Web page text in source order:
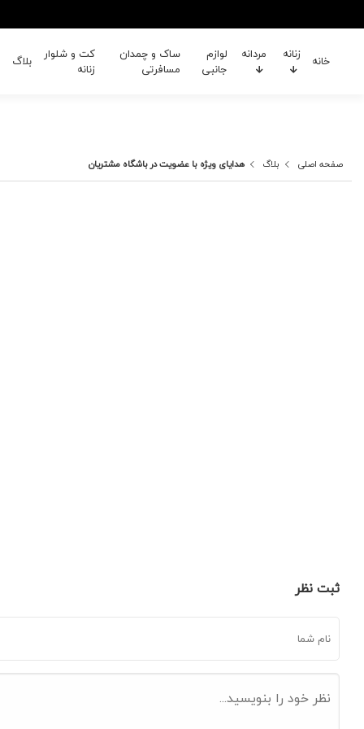
خانه زنانه مردانه
لوازم
جانبی
ساک و چمدان
مسافرتی
کت و شلوار
زنانه
بلاگ
صفحه اصلی بلاگ هدایای ویژه با عضویت در باشگاه مشتریان
ثبت نظر